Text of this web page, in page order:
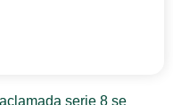
serie 8 se